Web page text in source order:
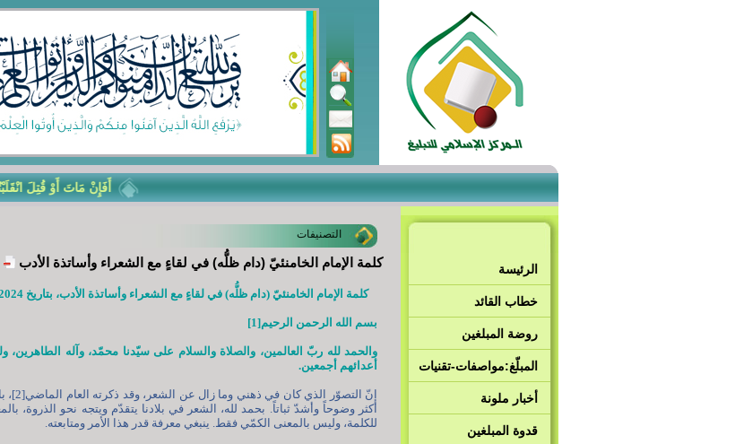
أَفَإِنْ مَاتَ أَوْ قُتِلَ انْقَلَبْتُمْ
الرئيسة
خطاب القائد
روضة المبلغين
المبلّغ:مواصفات-تقنيات
أخبار ملونة
قدوة المبلغين
التصنيفات
كلمة الإمام الخامنئيّ (دام ظلُّه) في لقاءٍ مع الشعراء وأساتذة الأدب
كلمة الإمام الخامنئيّ (دام ظلُّه) في لقاءٍ مع الشعراء وأساتذة الأدب، بتاريخ 25/03/2024م.
بسم الله الرحمن الرحيم[1]
والحمد لله ربّ العالمين، والصلاة والسلام على سيّدنا محمّد، وآله الطاهرين،
أعدائهم أجمعين.
إنّ التصوّر الذي
أكثر وضوحاً وأشدّ ثباتاً. بحمد لله، الشعر في بلادنا يتقدّم ويتجه نحو الذروة،
للكلمة، وليس بالمعنى الكمّي فقط. ينبغي معرفة قدر هذا الأمر ومتابعته.